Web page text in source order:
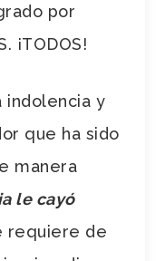
por
¡TODOS!
indolencia y
que ha sido
manera
le cayó
requiere de